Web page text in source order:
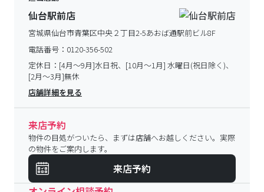
仙台駅前店
宮城県仙台市青葉区中央２丁目2-5あおば通駅前ビル8F
電話番号： 0120-356-502
定休日： [4月～9月]水日祝、[10月～1月] 水曜日(祝日除く)、
[2月～3月]無休
店舗詳細を見る
来店予約
物件の目処がついたら、まずは店舗へお越しください。実際
の物件をご案内します。
来店予約